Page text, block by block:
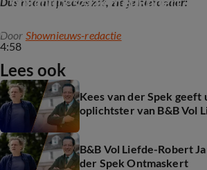
4:58
Door Shownieuws-redactie
Lees ook
Kees van der Spek geeft
oplichtster van B&B Vol
B&B Vol Liefde-Robert
der Spek Ontmaskert